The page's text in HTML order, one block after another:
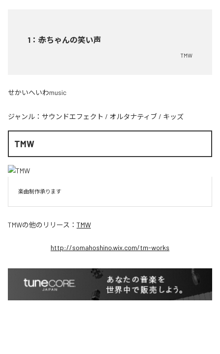
1 ： 赤ちゃんの笑い声
TMW
せかいへいわmusic
ジャンル： サウンドエフェクト / オルタナティブ / キッズ
TMW
楽曲制作承ります
TMWの他のリリース： TMW
http://somahoshino.wix.com/tm-works